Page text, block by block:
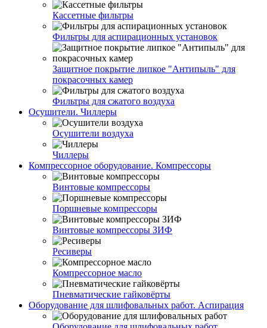
Кассетные фильтры
Фильтры для аспирационных установок
Защитное покрытие липкое "Антипыль" для
покрасочных камер
Фильтры для сжатого воздуха
Осушители. Чиллеры
Осушители воздуха
Чиллеры
Компрессорное оборудование. Компрессоры
Винтовые компрессоры
Поршневые компрессоры
Винтовые компрессоры ЗИФ
Ресиверы
Компрессорное масло
Пневматические гайковёрты
Оборудование для шлифовальных работ. Аспирация